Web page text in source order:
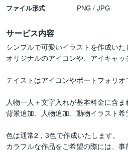
ファイル形式 PNG / JPG
サービス内容
シンプルで可愛いイラストを作成いた
オリジナルのアイコンや、アイキャ
テイストはアイコンやポートフォリオ
人物一人＋文字入れが基本料金に含ま
背景追加、人物追加、動物イラスト希
色は通常2，3色で作成いたします。
カラフルな作品をご希望の際には、事